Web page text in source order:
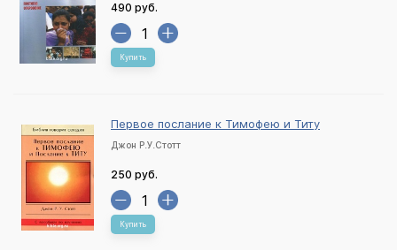
490 руб.
Купить
Первое послание к Тимофею и Титу
Джон Р.У.Стотт
250 руб.
Купить